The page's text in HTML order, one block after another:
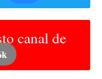
canal de